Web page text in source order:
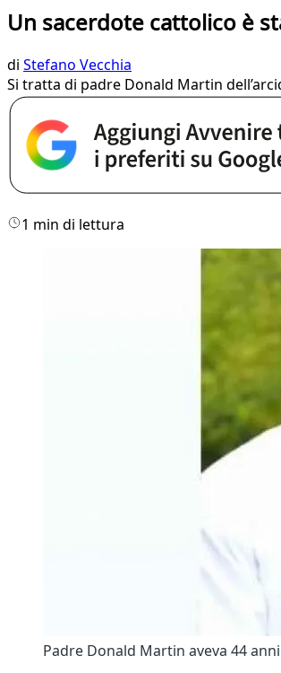
Un sacerdote cattolico è
di Stefano Vecchia
Si tratta di padre Donald Martin
1 min di lettura
Padre Donald Martin aveva 44 anni